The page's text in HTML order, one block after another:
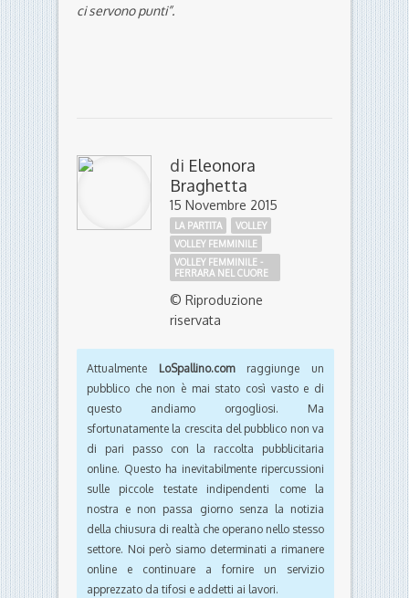
ci servono punti”.
di Eleonora
Braghetta
15 Novembre 2015
LA PARTITA
VOLLEY
VOLLEY FEMMINILE
VOLLEY FEMMINILE -
FERRARA NEL CUORE
© Riproduzione
riservata
Attualmente LoSpallino.comraggiunge un
pubblico che non è mai stato così vasto e di
questo andiamo orgogliosi. Ma
sfortunatamente la crescita del pubblico non va
di pari passo con la raccolta pubblicitaria
online. Questo ha inevitabilmente ripercussioni
sulle piccole testate indipendenti come la
nostra e non passa giorno senza la notizia
della chiusura di realtà che operano nello stesso
settore. Noi però siamo determinati a rimanere
online e continuare a fornire un servizio
apprezzato da tifosi e addetti ai lavori.